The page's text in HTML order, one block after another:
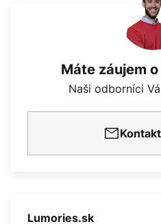
Máte záujem
Naši odborníci
Lumories.sk